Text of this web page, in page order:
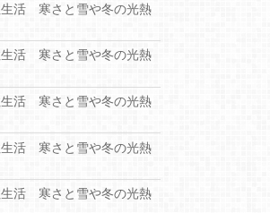
活 寒さと雪や冬の光熱
活 寒さと雪や冬の光熱
活 寒さと雪や冬の光熱
活 寒さと雪や冬の光熱
活 寒さと雪や冬の光熱